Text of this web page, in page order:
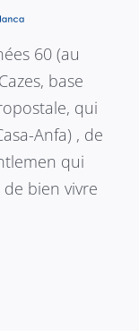
60 (au
base
qui
Anfa) , de
qui
bien vivre